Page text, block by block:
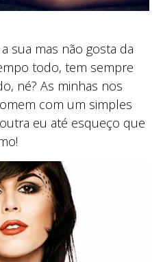
sua mas não gosta da
todo, tem sempre
né? As minhas nos
com um simples
eu até esqueço que